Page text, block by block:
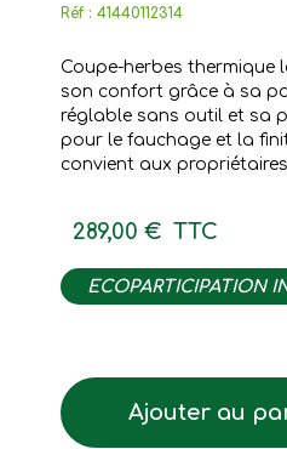
Réf : 41440112314
Coupe-herbes thermique
son confort grâce à sa
réglable sans outil et sa
pour le fauchage et la
convient aux
289,00 € TTC
ECOPARTICIPATION
Ajouter au